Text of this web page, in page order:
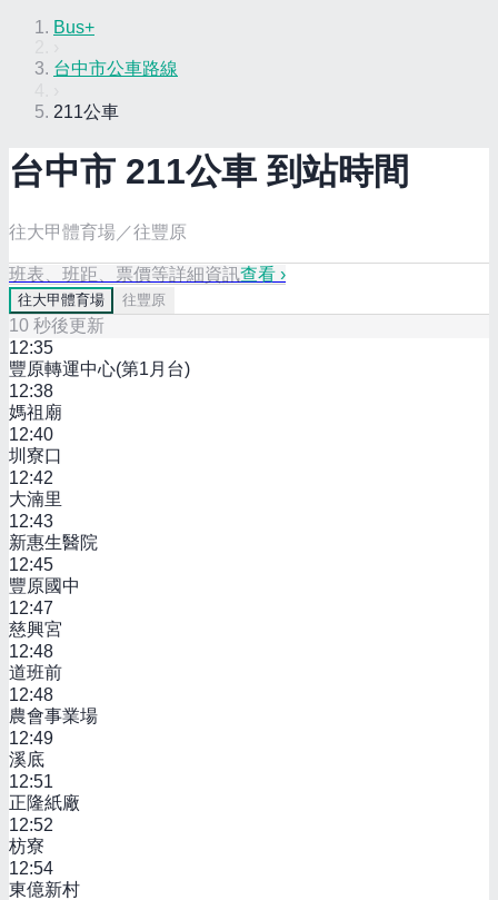
Bus+
台中市公車路線
211公車
台中市 211公車 到站時間
往大甲體育場／往豐原
班表、班距、票價等詳細資訊查看 ›
往大甲體育場 往豐原
10 秒後更新
12:35
豐原轉運中心(第1月台)
12:38
媽祖廟
12:40
圳寮口
12:42
大湳里
12:43
新惠生醫院
12:45
豐原國中
12:47
慈興宮
12:48
道班前
12:48
農會事業場
12:49
溪底
12:51
正隆紙廠
12:52
枋寮
12:54
東億新村